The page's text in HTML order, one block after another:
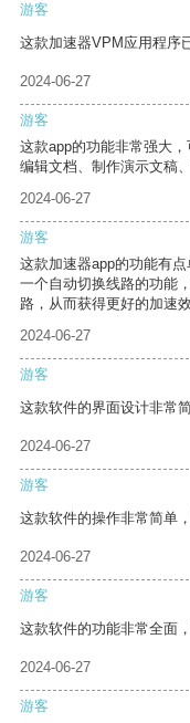
游客
这款加速器VPM应用程序
2024-06-27
游客
这款app的功能非常强大
编辑文档、制作演示文稿
2024-06-27
游客
这款加速器app的功能有
一个自动切换线路的功能
路，从而获得更好的加速效
2024-06-27
游客
这款软件的界面设计非常
2024-06-27
游客
这款软件的操作非常简单
2024-06-27
游客
这款软件的功能非常全面
2024-06-27
游客